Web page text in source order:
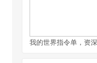
我的世界指令单，资